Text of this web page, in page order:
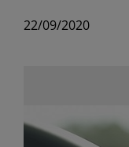
22/09/2020